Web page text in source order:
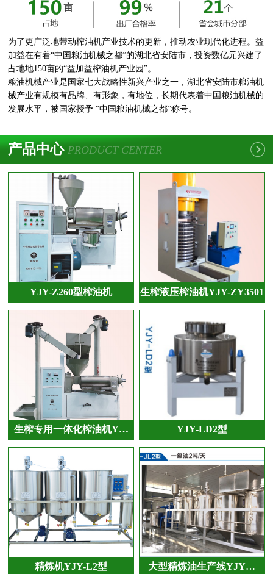
为了更广泛地带动榨油机产业技术的更新，推动农业现代化进程。益
加益在有着“中国粮油机械之都”的湖北省安陆市，投资数亿元兴建了
占地地150亩的“益加益榨油机产业园”。
粮油机械产业是国家七大战略性新兴产业之一，湖北省安陆市粮油机
械产业有规模有品牌、有形象，有地位，长期代表着中国粮油机械的
发展水平，被国家授予 “中国粮油机械之都”称号。
产品中心 PRODUCT CENTER
YJY-Z260型榨油机 生榨液压榨油机YJY-ZY3501
生榨专用一体化榨油机Y… YJY-LD2型
精炼机YJY-L2型 大型精炼油生产线YJY…